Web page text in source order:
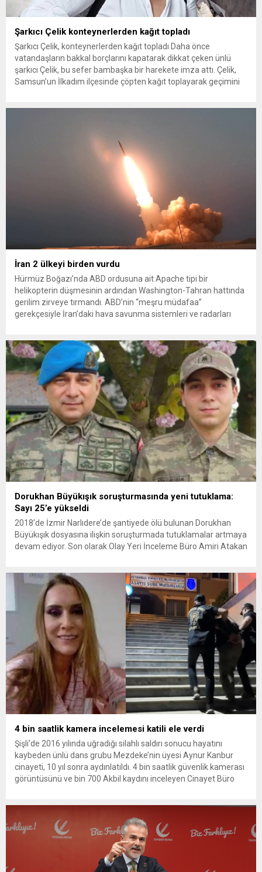
Şarkıcı Çelik konteynerlerden kağıt topladı
Şarkıcı Çelik, konteynerlerden kağıt topladı Daha önce
vatandaşların bakkal borçlarını kapatarak dikkat çeken ünlü
şarkıcı Çelik, bu sefer bambaşka bir harekete imza attı. Çelik,
Samsun’un İlkadım ilçesinde çöpten kağıt toplayarak geçimini
İran 2 ülkeyi birden vurdu
Hürmüz Boğazı’nda ABD ordusuna ait Apache tipi bir
helikopterin düşmesinin ardından Washington-Tahran hattında
gerilim zirveye tırmandı. ABD’nin “meşru müdafaa”
gerekçesiyle İran’daki hava savunma sistemleri ve radarları
yeni bir ABD saldırısına anında yanıt verileceğini duyurdu....
Dorukhan Büyükışık soruşturmasında yeni tutuklama:
Sayı 25’e yükseldi
2018’de İzmir Narlıdere’de şantiyede ölü bulunan Dorukhan
Büyükışık dosyasına ilişkin soruşturmada tutuklamalar artmaya
devam ediyor. Son olarak Olay Yeri İnceleme Büro Amiri Atakan
bulunan Dorukhan Büyükışık’a ilişkin yeniden açılan
soruşturmada tutuklamalar genişliyor. Son olarak dönemin...
4 bin saatlik kamera incelemesi katili ele verdi
Şişli’de 2016 yılında uğradığı silahlı saldırı sonucu hayatını
kaybeden ünlü dans grubu Mezdeke’nin üyesi Aynur Kanbur
cinayeti, 10 yıl sonra aydınlatıldı. 4 bin saatlik güvenlik kamerası
görüntüsünü ve bin 700 Akbil kaydını inceleyen Cinayet Büro